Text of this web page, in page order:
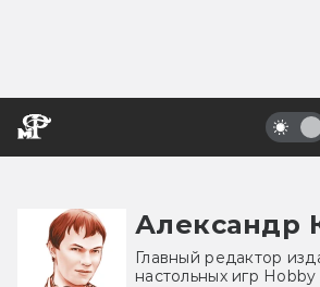
Александр
Главный редактор
настольных игр Hobby